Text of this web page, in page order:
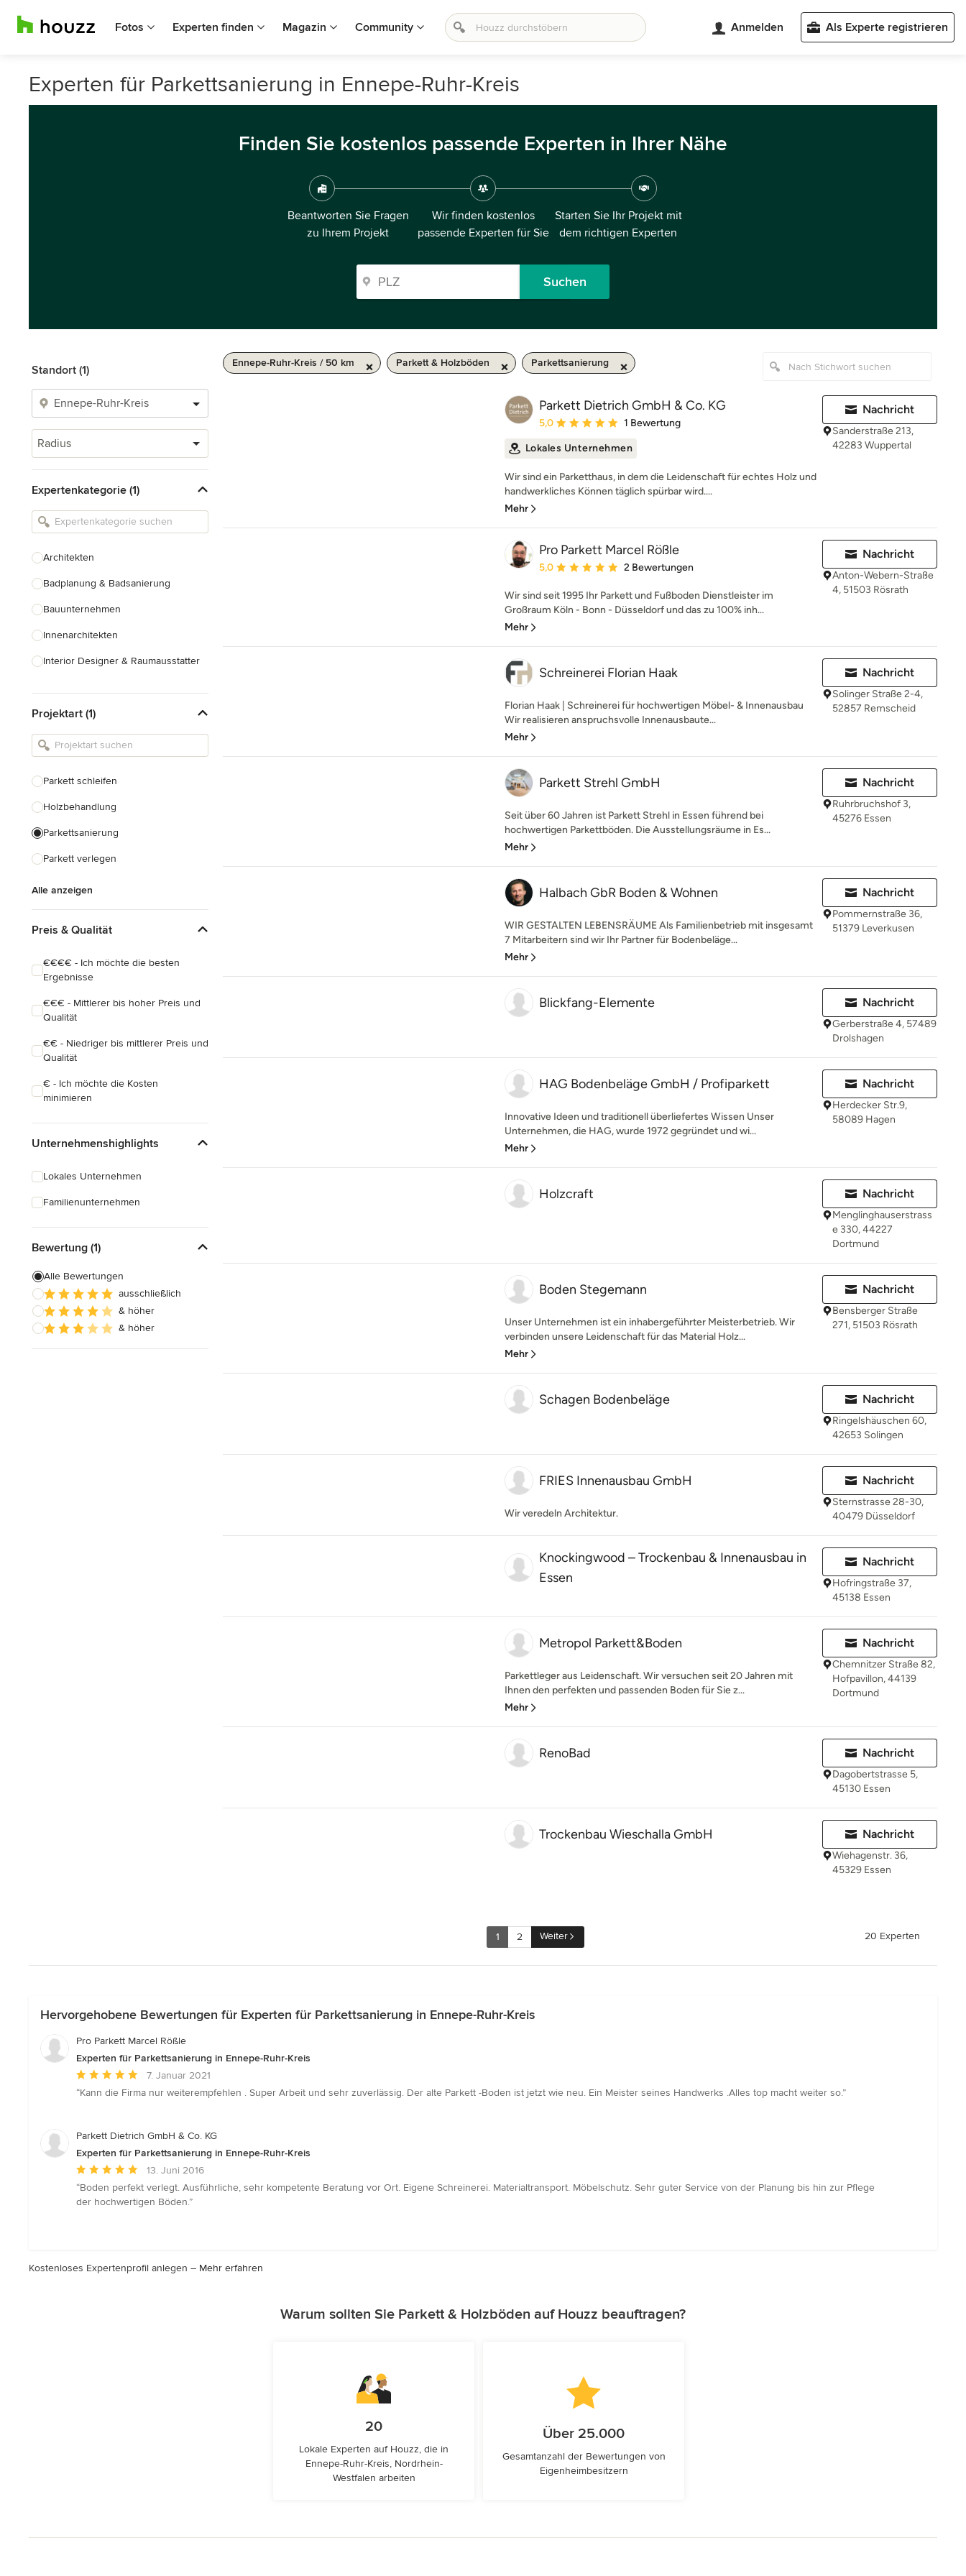
Fotos Experten finden Magazin Community Anmelden Als Experte registrieren
Experten für Parkettsanierung in Ennepe-Ruhr-Kreis
Finden Sie kostenlos passende Experten in Ihrer Nähe
Beantworten Sie Fragen
zu Ihrem Projekt
Wir finden kostenlos
passende Experten für Sie
Starten Sie Ihr Projekt mit
dem richtigen Experten
Suchen
Standort (1)
Radius
Expertenkategorie (1)
Architekten
Badplanung & Badsanierung
Bauunternehmen
Innenarchitekten
Interior Designer & Raumausstatter
Landschaftsarchitekten
Armaturen & Sanitärbedarf
Projektart (1)
Parkett schleifen
Holzbehandlung
Parkettsanierung
Parkett verlegen
Alle anzeigen
Preis & Qualität
€€€€ - Ich möchte die besten
Ergebnisse
€€€ - Mittlerer bis hoher Preis und
Qualität
€€ - Niedriger bis mittlerer Preis und
Qualität
€ - Ich möchte die Kosten
minimieren
Unternehmenshighlights
Lokales Unternehmen
Familienunternehmen
Bewertung (1)
Alle Bewertungen
ausschließlich
& höher
& höher
Ennepe-Ruhr-Kreis / 50 km Parkett & Holzböden Parkettsanierung
Parkett Dietrich GmbH & Co. KG
Durchschnittliche Bewertung: 5 von 5 Sternen
5,0 1 Bewertung
Lokales Unternehmen
Wir sind ein Parketthaus, in dem die Leidenschaft für echtes Holz und
handwerkliches Können täglich spürbar wird....
Mehr
Nachricht
Sanderstraße 213,
42283 Wuppertal
Pro Parkett Marcel Rößle
Durchschnittliche Bewertung: 5 von 5 Sternen
5,0 2 Bewertungen
Wir sind seit 1995 Ihr Parkett und Fußboden Dienstleister im
Großraum Köln - Bonn - Düsseldorf und das zu 100% inh...
Mehr
Nachricht
Anton-Webern-Straße
4, 51503 Rösrath
Schreinerei Florian Haak
Florian Haak | Schreinerei für hochwertigen Möbel- & Innenausbau
Wir realisieren anspruchsvolle Innenausbaute...
Mehr
Nachricht
Solinger Straße 2-4,
52857 Remscheid
Parkett Strehl GmbH
Seit über 60 Jahren ist Parkett Strehl in Essen führend bei
hochwertigen Parkettböden. Die Ausstellungsräume in Es...
Mehr
Nachricht
Ruhrbruchshof 3,
45276 Essen
Halbach GbR Boden & Wohnen
WIR GESTALTEN LEBENSRÄUME Als Familienbetrieb mit insgesamt
7 Mitarbeitern sind wir Ihr Partner für Bodenbeläge...
Mehr
Nachricht
Pommernstraße 36,
51379 Leverkusen
Blickfang-Elemente Nachricht
Gerberstraße 4, 57489
Drolshagen
HAG Bodenbeläge GmbH / Profiparkett
Innovative Ideen und traditionell überliefertes Wissen Unser
Unternehmen, die HAG, wurde 1972 gegründet und wi...
Mehr
Nachricht
Herdecker Str.9,
58089 Hagen
Holzcraft Nachricht
Menglinghauserstrass
e 330, 44227
Dortmund
Boden Stegemann
Unser Unternehmen ist ein inhabergeführter Meisterbetrieb. Wir
verbinden unsere Leidenschaft für das Material Holz...
Mehr
Nachricht
Bensberger Straße
271, 51503 Rösrath
Schagen Bodenbeläge Nachricht
Ringelshäuschen 60,
42653 Solingen
FRIES Innenausbau GmbH
Wir veredeln Architektur.
Nachricht
Sternstrasse 28-30,
40479 Düsseldorf
Knockingwood – Trockenbau & Innenausbau in
Essen
Nachricht
Hofringstraße 37,
45138 Essen
Metropol Parkett&Boden
Parkettleger aus Leidenschaft. Wir versuchen seit 20 Jahren mit
Ihnen den perfekten und passenden Boden für Sie z...
Mehr
Nachricht
Chemnitzer Straße 82,
Hofpavillon, 44139
Dortmund
RenoBad Nachricht
Dagobertstrasse 5,
45130 Essen
Trockenbau Wieschalla GmbH Nachricht
Wiehagenstr. 36,
45329 Essen
1 2 Weiter 20 Experten
Hervorgehobene Bewertungen für Experten für Parkettsanierung in Ennepe-Ruhr-Kreis
Pro Parkett Marcel Rößle
Experten für Parkettsanierung in Ennepe-Ruhr-Kreis
Durchschnittliche
Bewertung:
5
7. Januar 2021
“Kann die Firma nur weiterempfehlen . Super Arbeit und sehr zuverlässig. Der alte Parkett -Boden ist jetzt wie neu. Ein Meister seines Handwerks .Alles top macht weiter so.”
Parkett Dietrich GmbH & Co. KG
Experten für Parkettsanierung in Ennepe-Ruhr-Kreis
Durchschnittliche
Bewertung:
5
13. Juni 2016
“Boden perfekt verlegt. Ausführliche, sehr kompetente Beratung vor Ort. Eigene Schreinerei. Materialtransport. Möbelschutz. Sehr guter Service von der Planung bis hin zur Pflege
der hochwertigen Böden.”
Kostenloses Expertenprofil anlegen – Mehr erfahren
Warum sollten Sie Parkett & Holzböden auf Houzz beauftragen?
20
Lokale Experten auf Houzz, die in
Ennepe-Ruhr-Kreis, Nordrhein-
Westfalen arbeiten
Über 25.000
Gesamtanzahl der Bewertungen von
Eigenheimbesitzern